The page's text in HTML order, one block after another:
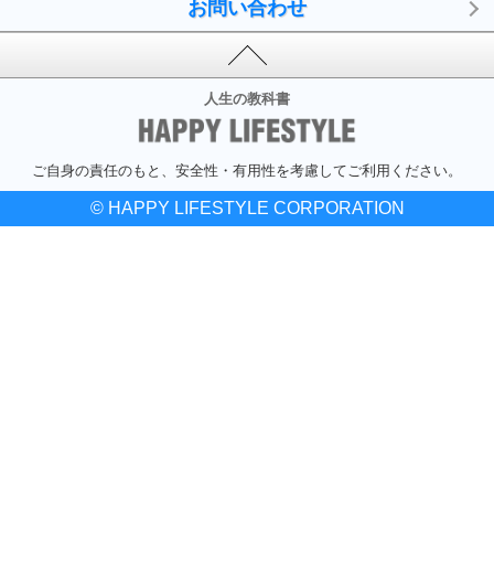
お問い合わせ
人生の教科書
ご自身の責任のもと、安全性・有用性を考慮してご利用ください。
© HAPPY LIFESTYLE CORPORATION